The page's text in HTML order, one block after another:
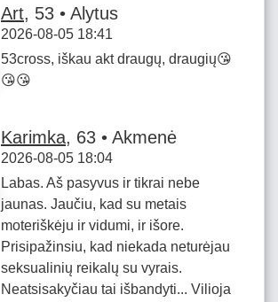
Art, 53 • Alytus
2026-08-05 18:41
53cross, iškau akt draugų, draugių😘
😘😘
Karimka, 63 • Akmenė
2026-08-05 18:04
Labas. Aš pasyvus ir tikrai nebe
jaunas. Jaučiu, kad su metais
moteriškėju ir vidumi, ir išore.
Prisipažinsiu, kad niekada neturėjau
seksualinių reikalų su vyrais.
Neatsisakyčiau tai išbandyti... Vilioja